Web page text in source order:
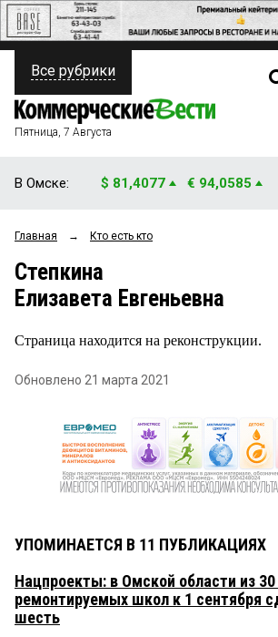
ПОЛИТИКА
ФИНАНСЫ
ОБЩЕСТВО
ЗАКОН
Все рубрики
Пятница, 7 Августа
В Омске: $ 81,4077 € 94,0585
Главная → Кто есть кто
Степкина
Елизавета Евгеньевна
Страница находится на реконструкции.
Обновлено 21 марта 2021
УПОМИНАЕТСЯ В 11 ПУБЛИКАЦИЯХ
Нацпроекты: в Омской области из
ремонтируемых школ к 1 сентября
шесть